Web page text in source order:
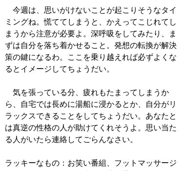
今週は、思いがけないことが起こりそうなタイ
ミングね。慌ててしまうと、かえってこじれてし
まうから注意が必要よ。深呼吸をしてみたり、ま
ずは自分を落ち着かせること。発想の転換が解決
策の鍵になるわ。ここを乗り越えれば必ずよくな
るとイメージしてちょうだい。
気を張っている分、疲れもたまってしまうか
ら、自宅では長めに湯船に浸かるとか、自分がリ
ラックスできることをしてちょうだい。あなたと
は真逆の性格の人が助けてくれそうよ。思い当た
る人がいたら連絡してごらんなさい。
ラッキーなもの：お笑い番組、フットマッサージ